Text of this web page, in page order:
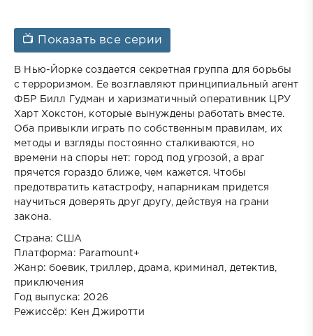
📺 Показать все серии
В Нью-Йорке создается секретная группа для борьбы
с терроризмом. Ее возглавляют принципиальный агент
ФБР Билл Гудман и харизматичный оперативник ЦРУ
Харт Хокстон, которые вынуждены работать вместе.
Оба привыкли играть по собственным правилам, их
методы и взгляды постоянно сталкиваются, но
времени на споры нет: город под угрозой, а враг
прячется гораздо ближе, чем кажется. Чтобы
предотвратить катастрофу, напарникам придется
научиться доверять друг другу, действуя на грани
закона.
Страна: США
Платформа: Paramount+
Жанр: боевик, триллер, драма, криминал, детектив,
приключения
Год выпуска: 2026
Режиссёр: Кен Джиротти